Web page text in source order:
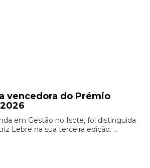
vencedora do Prémio
em Gestão no Iscte, foi distinguida
Lebre na sua terceira edição. ...